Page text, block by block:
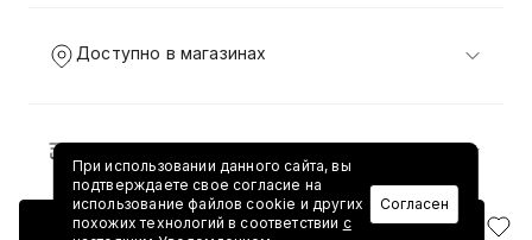
Добавить в корзину
Доступно в магазинах
Доставка и возврат
При использовании данного сайта, вы
подтверждаете свое согласие на
использование файлов cookie и других
похожих технологий в соответствии с
Согласен